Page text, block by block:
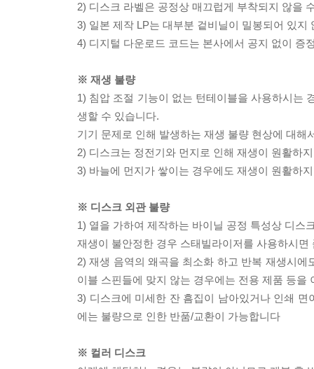
2) 디스크 라벨은 공정상 매끄럽게 부착되지 않을
3) 일본 제작 LP는 대부분 겉비닐이 밀봉되어 있지
4) 디지털 다운로드 코드는 본사에서 공지 없이 증
※ 재생 불량
1) 침압 조절 기능이 없는 턴테이블을 사용하시는
생할 수 있습니다.
기기 문제로 인해 발생하는 재생 불량 현상에 대
2) 디스크는 정전기와 먼지로 인해 재생이 원활하
3) 바늘에 먼지가 쌓이는 경우에도 재생이 원활하
※ 디스크 외관 불량
1) 열을 가하여 제작하는 바이닐 공정 특성상 디스
재생이 불안정한 경우 스태빌라이저를 사용하시
2) 재생 음역의 왜곡을 최소화 하고 반복 재생시
이블 스핀들에 맞지 않는 경우에는 전용 제품 등
3) 디스크에 미세한 잔 흠집이 남아있거나 인쇄
에는 불량으로 인한 반품/교환이 가능합니다
※ 컬러 디스크